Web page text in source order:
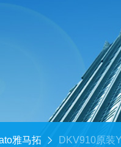
雅马拓 DKV910原装